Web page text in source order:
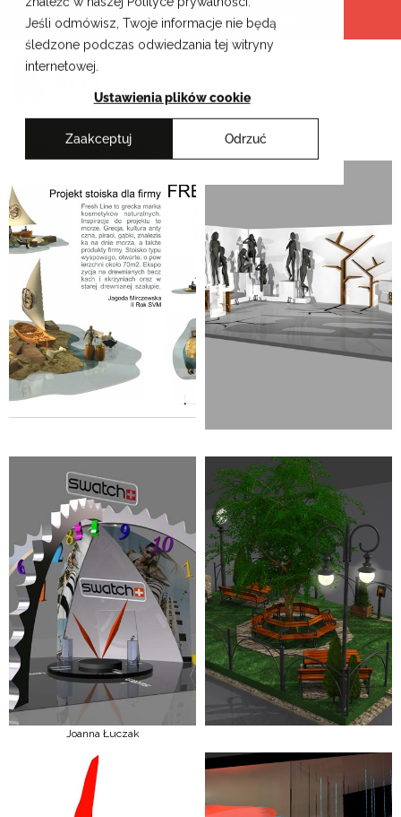
Jeśli odmówisz, Twoje informacje nie będą
śledzone podczas odwiedzania tej witryny
internetowej.
Ustawienia plików cookie
Zaakceptuj Odrzuć
Przejdź
treści
Krakowskie Szkoły Artystyczne
Projektowanie wnętrz
Joanna Łuczak